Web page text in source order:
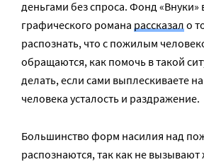
деньгами без спроса. Фонд
графического романа рассказало
распознать, что с пожилым
обращаются, как помочь в такой
делать, если сами выплескиваете
человека усталость и раздражение.
Большинство форм насилия над
распознаются, так как не вызывают